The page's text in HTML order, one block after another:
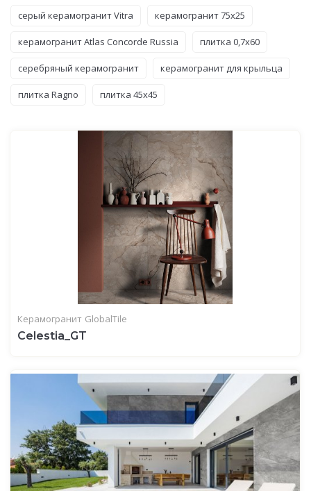
серый керамогранит Vitra керамогранит 75x25
керамогранит Atlas Concorde Russia плитка 0,7x60
серебряный керамогранит керамогранит для крыльца
плитка Ragno плитка 45x45
Керамогранит GlobalTile
Celestia_GT